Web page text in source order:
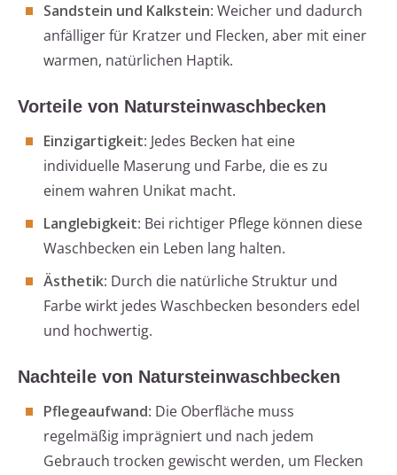
Sandstein und Kalkstein: Weicher und dadurch
anfälliger für Kratzer und Flecken, aber mit einer
warmen, natürlichen Haptik.
Vorteile von Natursteinwaschbecken
Einzigartigkeit: Jedes Becken hat eine
individuelle Maserung und Farbe, die es zu
einem wahren Unikat macht.
Langlebigkeit: Bei richtiger Pflege können diese
Waschbecken ein Leben lang halten.
Ästhetik: Durch die natürliche Struktur und
Farbe wirkt jedes Waschbecken besonders edel
und hochwertig.
Nachteile von Natursteinwaschbecken
Pflegeaufwand: Die Oberfläche muss
regelmäßig imprägniert und nach jedem
Gebrauch trocken gewischt werden, um Flecken